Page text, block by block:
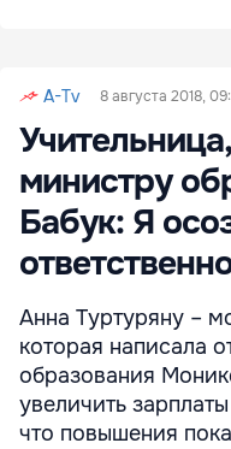
A-Tv 8 августа 2018,
министру
Бабук: Я
Анна Туртуряну –
которая написала
образования
увеличить
что повышения